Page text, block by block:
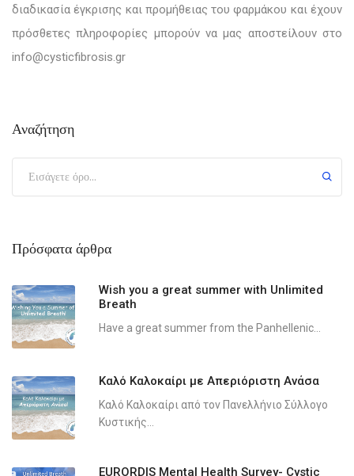
διαδικασία έγκρισης και προμήθειας του φαρμάκου και έχουν
πρόσθετες πληροφορίες μπορούν να μας αποστείλουν στο
info@cysticfibrosis gr
Αναζήτηση
Πρόσφατα άρθρα
Wish you a great summer with Unlimited
Breath
Have a great summer from the Panhellenic...
Καλό Καλοκαίρι με Απεριόριστη Ανάσα
Καλό Καλοκαίρι από τον Πανελλήνιο Σύλλογο
Κυστικής...
EURORDIS Mental Health Survey- Cystic